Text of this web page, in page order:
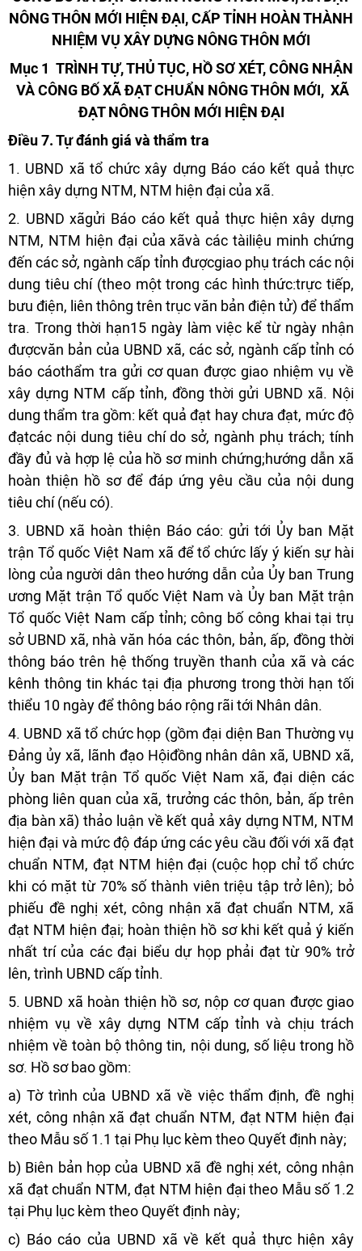
NÔNG THÔN MỚI HIỆN ĐẠI, CẤP TỈNH HOÀN THÀNH
NHIỆM VỤ XÂY DỰNG NÔNG THÔN MỚI
Mục 1 TRÌNH TỰ, THỦ TỤC, HỒ SƠ XÉT, CÔNG NHẬN
VÀ CÔNG BỐ XÃ ĐẠT CHUẨN NÔNG THÔN MỚI, XÃ
ĐẠT NÔNG THÔN MỚI HIỆN ĐẠI
Điều 7. Tự đánh giá và thẩm tra
1. UBND xã tổ chức xây dựng Báo cáo kết quả thực
hiện xây dựng NTM, NTM hiện đại của xã.
2. UBND xãgửi Báo cáo kết quả thực hiện xây dựng
NTM, NTM hiện đại của xãvà các tàiliệu minh chứng
đến các sở, ngành cấp tỉnh đượcgiao phụ trách các nội
dung tiêu chí (theo một trong các hình thức:trực tiếp,
bưu điện, liên thông trên trục văn bản điện tử) để thẩm
tra. Trong thời hạn15 ngày làm việc kể từ ngày nhận
đượcvăn bản của UBND xã, các sở, ngành cấp tỉnh có
báo cáothẩm tra gửi cơ quan được giao nhiệm vụ về
xây dựng NTM cấp tỉnh, đồng thời gửi UBND xã. Nội
dung thẩm tra gồm: kết quả đạt hay chưa đạt, mức độ
đạtcác nội dung tiêu chí do sở, ngành phụ trách; tính
đầy đủ và hợp lệ của hồ sơ minh chứng;hướng dẫn xã
hoàn thiện hồ sơ để đáp ứng yêu cầu của nội dung
tiêu chí (nếu có).
3. UBND xã hoàn thiện Báo cáo: gửi tới Ủy ban Mặt
trận Tổ quốc Việt Nam xã để tổ chức lấy ý kiến sự hài
lòng của người dân theo hướng dẫn của Ủy ban Trung
ương Mặt trận Tổ quốc Việt Nam và Ủy ban Mặt trận
Tổ quốc Việt Nam cấp tỉnh; công bố công khai tại trụ
sở UBND xã, nhà văn hóa các thôn, bản, ấp, đồng thời
thông báo trên hệ thống truyền thanh của xã và các
kênh thông tin khác tại địa phương trong thời hạn tối
thiểu 10 ngày để thông báo rộng rãi tới Nhân dân.
4. UBND xã tổ chức họp (gồm đại diện Ban Thường vụ
Đảng ủy xã, lãnh đạo Hộiđồng nhân dân xã, UBND xã,
Ủy ban Mặt trận Tổ quốc Việt Nam xã, đại diện các
phòng liên quan của xã, trưởng các thôn, bản, ấp trên
địa bàn xã) thảo luận về kết quả xây dựng NTM, NTM
hiện đại và mức độ đáp ứng các yêu cầu đối với xã đạt
chuẩn NTM, đạt NTM hiện đại (cuộc họp chỉ tổ chức
khi có mặt từ 70% số thành viên triệu tập trở lên); bỏ
phiếu đề nghị xét, công nhận xã đạt chuẩn NTM, xã
đạt NTM hiện đại; hoàn thiện hồ sơ khi kết quả ý kiến
nhất trí của các đại biểu dự họp phải đạt từ 90% trở
lên, trình UBND cấp tỉnh.
5. UBND xã hoàn thiện hồ sơ, nộp cơ quan được giao
nhiệm vụ về xây dựng NTM cấp tỉnh và chịu trách
nhiệm về toàn bộ thông tin, nội dung, số liệu trong hồ
sơ. Hồ sơ bao gồm:
a) Tờ trình của UBND xã về việc thẩm định, đề nghị
xét, công nhận xã đạt chuẩn NTM, đạt NTM hiện đại
theo Mẫu số 1.1 tại Phụ lục kèm theo Quyết định này;
b) Biên bản họp của UBND xã đề nghị xét, công nhận
xã đạt chuẩn NTM, đạt NTM hiện đại theo Mẫu số 1.2
tại Phụ lục kèm theo Quyết định này;
c) Báo cáo của UBND xã về kết quả thực hiện xây